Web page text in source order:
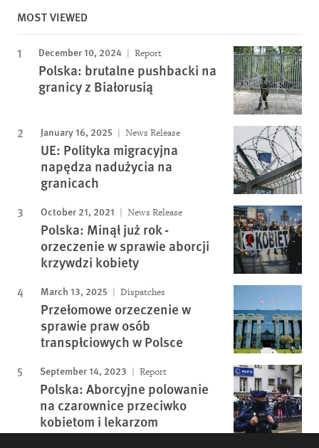
MOST VIEWED
December 10, 2024 Report
Polska: brutalne pushbacki na
granicy z Białorusią
January 16, 2025 News Release
UE: Polityka migracyjna
napędza nadużycia na
granicach
October 21, 2021 News Release
Polska: Minął już rok -
orzeczenie w sprawie aborcji
krzywdzi kobiety
March 13, 2025 Dispatches
Przełomowe orzeczenie w
sprawie praw osób
transpłciowych w Polsce
September 14, 2023 Report
Polska: Aborcyjne polowanie
na czarownice przeciwko
kobietom i lekarzom